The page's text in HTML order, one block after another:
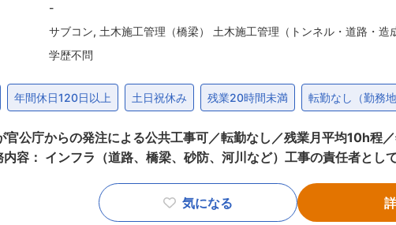
-
サブコン, 土木施工管理（橋梁） 土木施工管理（トンネル・道路・造
学歴不問
年間休日120日以上 土日祝休み 残業20時間未満 転勤なし（勤務地
官公庁からの発注による公共工事可／転勤なし／残業月平均10h
育成・指導なども含めてお願いいたします。 ＜工期＞9か月〜1年程度が多いです。 ＜案件数＞一人当たり1案件
稀にヘルプで入る可能性あり） ＜エリア＞本社から30分程度、遠
気になる